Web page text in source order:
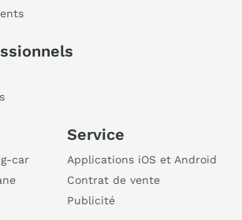
car
Service
Applications iOS et Android
Contrat de vente
Publicité